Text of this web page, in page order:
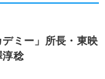
デミー」所長・東映
稔